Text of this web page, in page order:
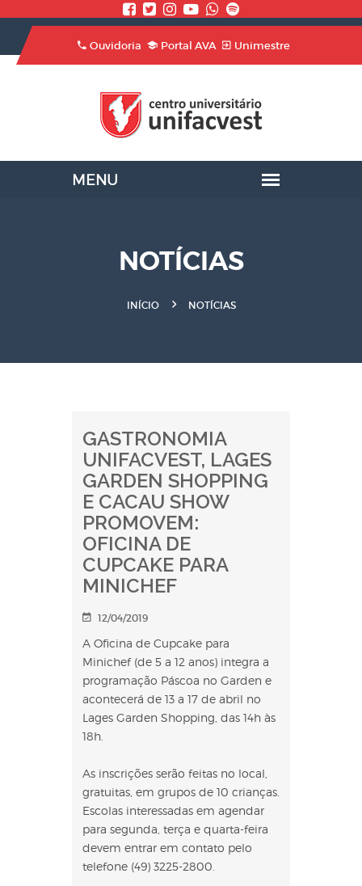
Ouvidoria Portal AVA Unimestre
NOTÍCIAS
INÍCIO NOTÍCIAS
GASTRONOMIA
UNIFACVEST, LAGES
GARDEN SHOPPING
E CACAU SHOW
PROMOVEM:
OFICINA DE
CUPCAKE PARA
MINICHEF
12/04/2019
A Oficina de Cupcake para
Minichef (de 5 a 12 anos) integra a
programação Páscoa no Garden e
acontecerá de 13 a 17 de abril no
Lages Garden Shopping, das 14h às
18h.
As inscrições serão feitas no local,
gratuitas, em grupos de 10 crianças.
Escolas interessadas em agendar
para segunda, terça e quarta-feira
devem entrar em contato pelo
telefone (49) 3225-2800.